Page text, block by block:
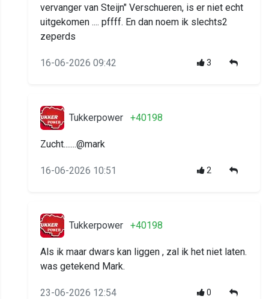
vervanger van Steijn" Verschueren, is er niet echt
uitgekomen .... pffff. En dan noem ik slechts2
zeperds
16-06-2026 09:42 3
Tukkerpower +40198
Zucht.......@mark
16-06-2026 10:51 2
Tukkerpower +40198
Als ik maar dwars kan liggen , zal ik het niet laten.
was getekend Mark.
23-06-2026 12:54 0